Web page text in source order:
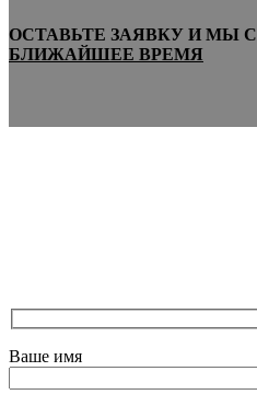
ОСТАВЬТЕ ЗАЯВКУ И МЫ
БЛИЖАЙШЕЕ ВРЕМЯ
Ваше имя